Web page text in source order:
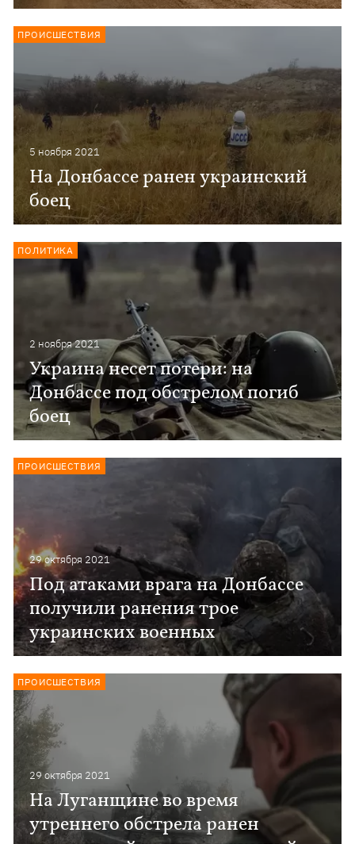
5 ноября 2021
На Донбассе ранен украинский
боец
ПРОИСШЕСТВИЯ
2 ноября 2021
Украина несет потери: на
Донбассе под обстрелом погиб
боец
ПОЛИТИКА
29 октября 2021
Под атаками врага на Донбассе
получили ранения трое
украинских военных
ПРОИСШЕСТВИЯ
29 октября 2021
На Луганщине во время
утреннего обстрела ранен
ПРОИСШЕСТВИЯ